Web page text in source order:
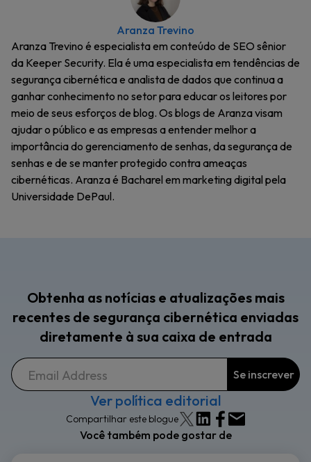
Aranza Trevino
Aranza Trevino é especialista em conteúdo de SEO sênior
da Keeper Security. Ela é uma especialista em tendências de
segurança cibernética e analista de dados que continua a
ganhar conhecimento no setor para educar os leitores por
meio de seus esforços de blog. Os blogs de Aranza visam
ajudar o público e as empresas a entender melhor a
importância do gerenciamento de senhas, da segurança de
senhas e de se manter protegido contra ameaças
cibernéticas. Aranza é Bacharel em marketing digital pela
Universidade DePaul.
Obtenha as notícias e atualizações mais
recentes de segurança cibernética enviadas
diretamente à sua caixa de entrada
Ver política editorial
Compartilhar este blogue
Você também pode gostar de